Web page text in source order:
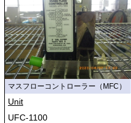
マスフローコントローラー（MFC）
Unit
UFC-1100